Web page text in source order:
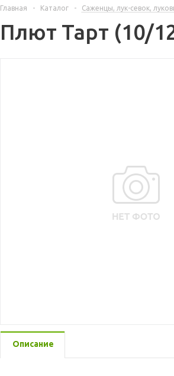
Главная - Каталог - Саженцы, лук-севок,
Плют Тарт (10/
Описание